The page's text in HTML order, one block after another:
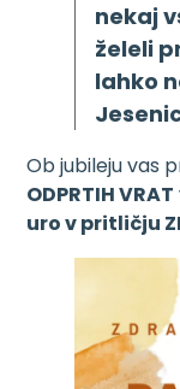
nekaj
želeli
lahko
Ob jubileju vas
ODPRTIH VRAT
uro v pritličju